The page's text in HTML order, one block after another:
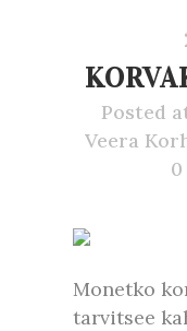
Posted
Veera
0
Monetko
tarvitsee